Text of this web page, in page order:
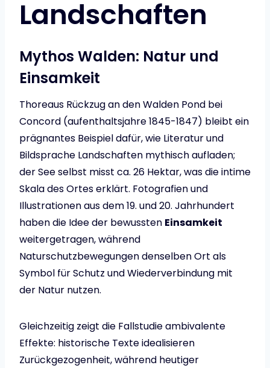
Landschaften
Mythos Walden: Natur und
Einsamkeit
Thoreaus Rückzug an den Walden Pond bei
Concord (aufenthaltsjahre 1845-1847) bleibt ein
prägnantes Beispiel dafür, wie Literatur und
Bildsprache Landschaften mythisch aufladen;
der See selbst misst ca. 26 Hektar, was die intime
Skala des Ortes erklärt. Fotografien und
Illustrationen aus dem 19. und 20. Jahrhundert
haben die Idee der bewussten Einsamkeit
weitergetragen, während
Naturschutzbewegungen denselben Ort als
Symbol für Schutz und Wiederverbindung mit
der Natur nutzen.
Gleichzeitig zeigt die Fallstudie ambivalente
Effekte: historische Texte idealisieren
Zurückgezogenheit, während heutiger